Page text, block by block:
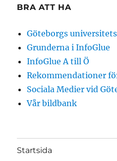
BRA ATT HA
Göteborgs
Grunderna i InfoGlue
InfoGlue A till Ö
Rekommendationer
Sociala Medier vid
Vår bildbank
Startsida